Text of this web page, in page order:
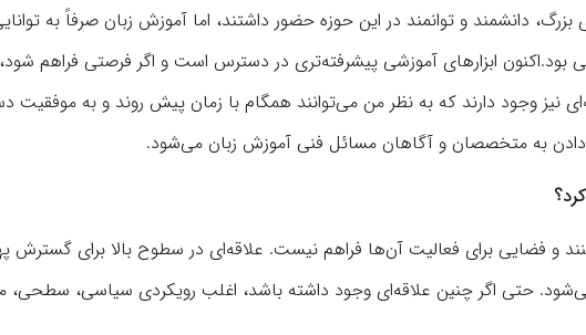
دانشمند و توانمند در این حوزه حضور داشتند، اما آموزش زبان صرفاً به
بود.اکنون ابزارهای آموزشی پیشرفته‌تری در دسترس است و اگر فرصتی فراهم شود،
نیز وجود دارند که به نظر من می‌توانند همگام با زمان پیش روند و به
به متخصصان و آگاهان مسائل فنی آموزش زبان می‌شود.
و فضایی برای فعالیت آن‌ها فراهم نیست. علاقه‌ای در سطوح بالا برای گسترش
حتی اگر چنین علاقه‌ای وجود داشته باشد، اغلب رویکردی سیاسی،